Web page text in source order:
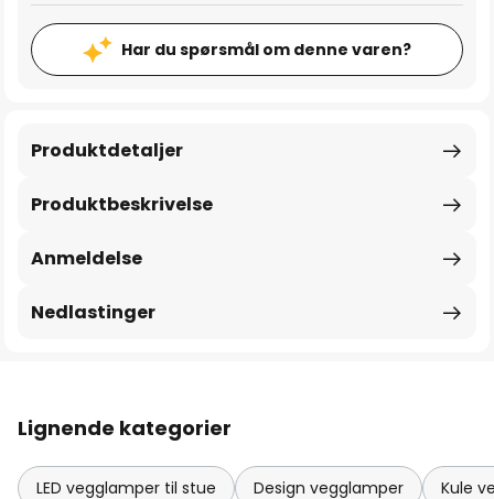
Har du spørsmål om denne varen?
Produktbeskrivelse
Produktdetaljer
Anmeldelse
Nedlastinger
Lignende kategorier
LED vegglamper til stue Design vegglamper Kule